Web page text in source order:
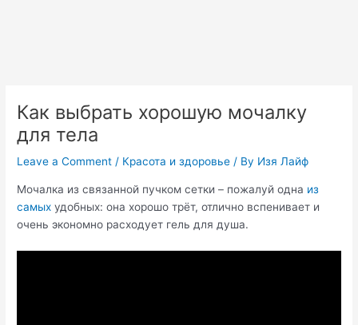
Как выбрать хорошую мочалку
для тела
Leave a Comment / Красота и здоровье / By Изя Лайф
Мочалка из связанной пучком сетки – пожалуй одна из
самых удобных: она хорошо трёт, отлично вспенивает и
очень экономно расходует гель для душа.